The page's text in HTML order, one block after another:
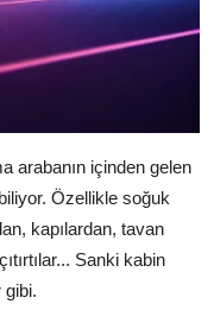
arabanın içinden gelen
Özellikle soğuk
kapılardan, tavan
Sanki kabin